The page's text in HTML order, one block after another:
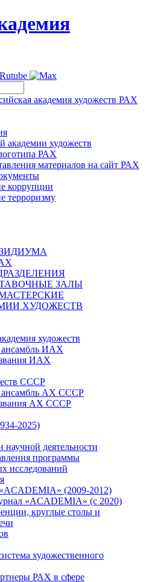
академия художеств РАХ
академии художеств
РАХ
материалов на сайт РАХ
коррупции
терроризму
ЗАЛЫ
ХУДОЖЕСТВ
художеств
ИАХ
ИАХ
СССР
ансамбль АХ СССР
АХ СССР
2025)
научной деятельности
программы
исследований
(2009-2012)
«ACADEMIA» (с 2020)
круглые столы и
художественного
РАХ в сфере